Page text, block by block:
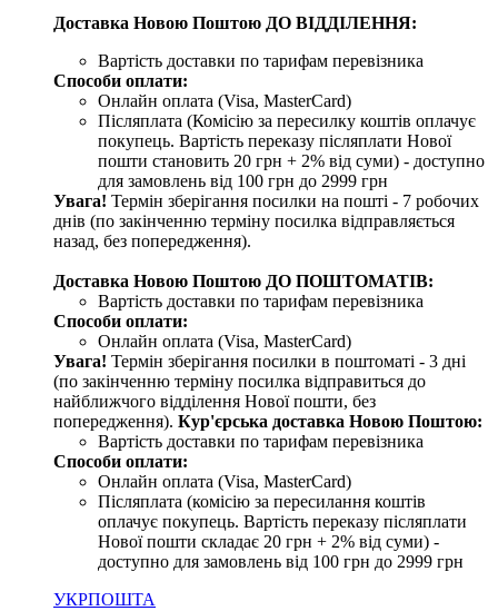
Доставка Новою Поштою ДО ВІДДІЛЕННЯ:
Вартість доставки по тарифам перевізника
Способи оплати:
Онлайн оплата (Visa, MasterCard)
Післяплата (Комісію за пересилку коштів оплачує
покупець. Вартість переказу післяплати Нової
пошти становить 20 грн + 2% від суми) - доступно
для замовлень від 100 грн до 2999 грн
Увага! Термін зберігання посилки на пошті - 7 робочих
днів (по закінченню терміну посилка відправляється
назад, без попередження).
Доставка Новою Поштою ДО ПОШТОМАТІВ:
Вартість доставки по тарифам перевізника
Способи оплати:
Онлайн оплата (Visa, MasterCard)
Увага! Термін зберігання посилки в поштоматі - 3 дні
(по закінченню терміну посилка відправиться до
найближчого відділення Нової пошти, без
попередження). Кур'єрська доставка Новою Поштою:
Вартість доставки по тарифам перевізника
Способи оплати:
Онлайн оплата (Visa, MasterCard)
Післяплата (комісію за пересилання коштів
оплачує покупець. Вартість переказу післяплати
Нової пошти складає 20 грн + 2% від суми) -
доступно для замовлень від 100 грн до 2999 грн
УКРПОШТА